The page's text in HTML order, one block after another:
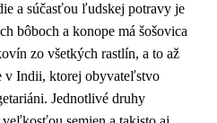
a súčasťou ľudskej potravy je
bôboch a konope má šošovica
zo všetkých rastlín, a to až
v Indii, ktorej obyvateľstvo
Jednotlivé druhy